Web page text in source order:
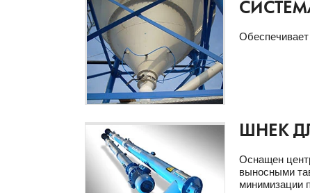
ШНЕК
Оснащен
выносными
минимизации